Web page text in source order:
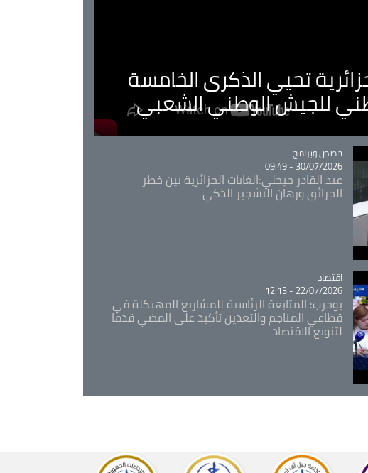
تحيي الذكرى الخامسة
للجيش الوطني الشعبي
Catégorie
حصص وبرامج
30/07/2026 - 09:49
عبد القادر جيجلي:الغابات الجزائرية بين خطر
الحرائق ورهان التشجير الذكي
Catégorie
اقتصاد
22/07/2026 - 12:13
بوحرب: المتابعة الرئاسية للمشاريع المهيكلة في
قطاعي المناجم والتعدين تأكيد على المضي قدما
لتنويع الاقتصاد